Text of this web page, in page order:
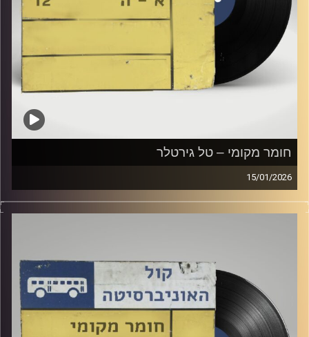
חומר מקומי – טל גירטלר
15/01/2026
שעה של מוזיקה ישראלית עם טל גירטלר